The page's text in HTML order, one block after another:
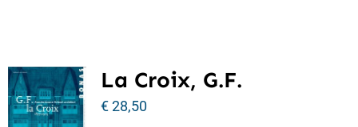
La Croix, G.F.
€28,50